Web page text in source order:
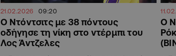
21.02.2026 09:20
Ο Ντόντσιτς με 38 πόντους
οδήγησε τη νίκη στο ντέρμπι του
Λος Άντζελες
Ο